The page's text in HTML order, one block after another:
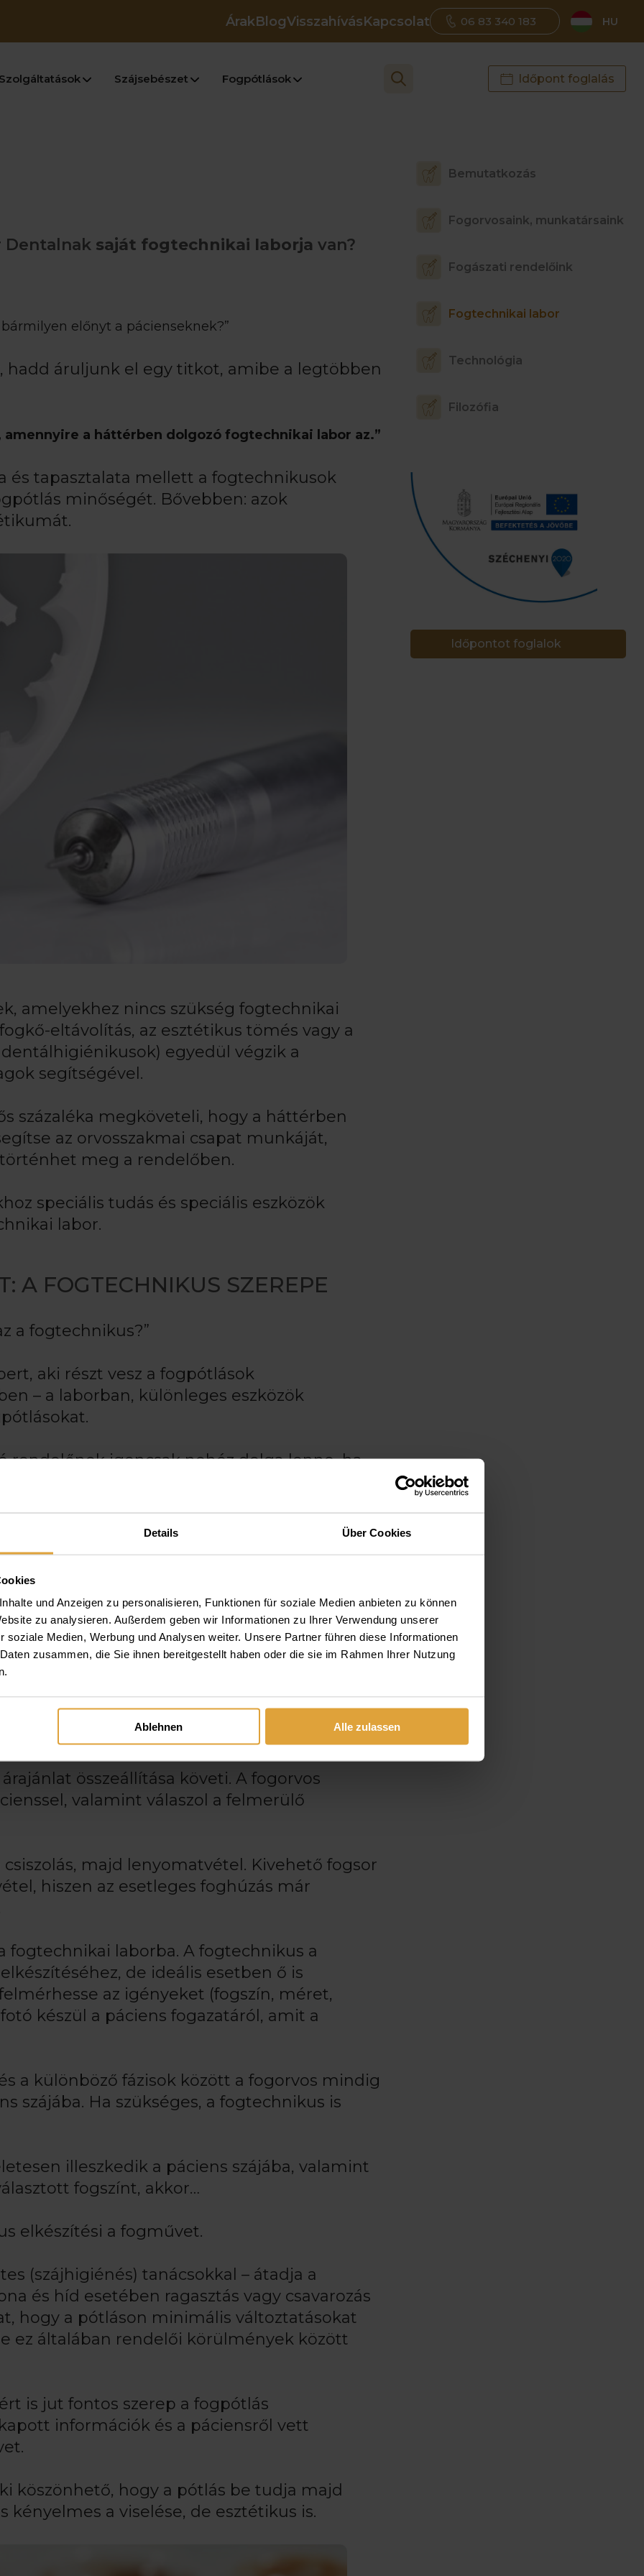
Details Über Cookies
und Anzeigen zu personalisieren, Funktionen für soziale Medien anbieten zu können
zu analysieren. Außerdem geben wir Informationen zu Ihrer Verwendung unserer
soziale Medien, Werbung und Analysen weiter. Unsere Partner führen diese Informationen
zusammen, die Sie ihnen bereitgestellt haben oder die sie im Rahmen Ihrer Nutzung
Ablehnen Alle zulassen
ÁrakBlogVisszahívásKapcsolat 06 83 340 183 HU
Szolgáltatások Szájsebészet Fogpótlások Időpont foglalás
Dentalnak saját fogtechnikai laborja van?
előnyt a pácienseknek?”
hadd áruljunk el egy titkot, amibe a legtöbben
a háttérben dolgozó fogtechnikai labor az.”
és tapasztalata mellett a fogtechnikusok
minőségét. Bővebben: azok
amelyekhez nincs szükség fogtechnikai
eltávolítás, az esztétikus tömés vagy a
egyedül végzik a
segítségével.
százaléka megköveteli, hogy a háttérben
az orvosszakmai csapat munkáját,
meg a rendelőben.
speciális tudás és speciális eszközök
labor.
A FOGTECHNIKUS SZEREPE
a fogtechnikus?”
aki részt vesz a fogpótlások
– a laborban, különleges eszközök
rendelőnek igencsak nehéz dolga lenne, ha
kifogástalan szakmai színvonalat
pótlások nem egy ülésben, a páciens
hosszabb munkafolyamat
készülnek el.
esetében...
vizsgálattal és képalkotó eljárás
segítségével.
összeállítása követi. A fogorvos
valamint válaszol a felmerülő
majd lenyomatvétel. Kivehető fogsor
hiszen az esetleges foghúzás már
laborba. A fogtechnikus a
de ideális esetben ő is
az igényeket (fogszín, méret,
készül a páciens fogazatáról, amit a
a különböző fázisok között a fogorvos mindig
szájába. Ha szükséges, a fogtechnikus is
illeszkedik a páciens szájába, valamint
fogszínt, akkor…
elkészítési a fogművet.
(szájhigiénés) tanácsokkal – átadja a
és híd esetében ragasztás vagy csavarozás
hogy a pótláson minimális változtatásokat
ez általában rendelői körülmények között
is jut fontos szerep a fogpótlás
információk és a páciensről vett
köszönhető, hogy a pótlás be tudja majd
a viselése, de esztétikus is.
Bemutatkozás
Fogorvosaink, munkatársaink
Fogászati rendelőink
Fogtechnikai labor
Technológia
Filozófia
Időpontot foglalok